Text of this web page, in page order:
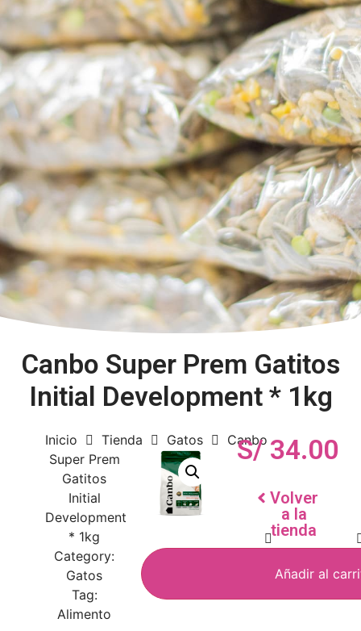
Canbo Super Prem Gatitos
Initial Development * 1kg
Inicio Tienda Gatos
Canbo
Super Prem
Gatitos
Initial
Development
* 1kg
Category:
Gatos
Tag:
Alimento
Añadir al
S/34.00
Volver
a la
tienda